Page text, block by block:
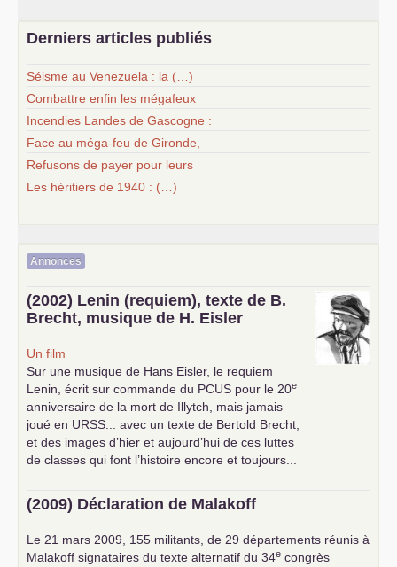
Derniers articles publiés
Séisme au Venezuela : la (…)
Combattre enfin les mégafeux
Incendies Landes de Gascogne :
Face au méga-feu de Gironde,
Refusons de payer pour leurs
Les héritiers de 1940 : (…)
Annonces
(2002) Lenin (requiem), texte de B.
Brecht, musique de H. Eisler
Un film
Sur une musique de Hans Eisler, le requiem
Lenin, écrit sur commande du PCUS pour le 20e
anniversaire de la mort de Illytch, mais jamais
joué en URSS ... avec un texte de Bertold Brecht,
et des images d’hier et aujourd’hui de ces luttes
de classes qui font l’histoire encore et toujours...
(2009) Déclaration de Malakoff
Le 21 mars 2009, 155 militants, de 29 départements réunis à
Malakoff signataires du texte alternatif du 34e congrès